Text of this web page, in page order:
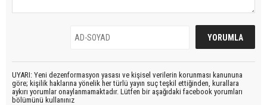
UYARI: Yeni dezenformasyon yasası ve kişisel verilerin korunması kanununa
göre; kişilik haklarına yönelik her türlü yayın suç teşkil ettiğinden, kurallara
aykırı yorumlar onaylanmamaktadır. Lütfen bir aşağıdaki facebook yorumları
bölümünü kullanınız